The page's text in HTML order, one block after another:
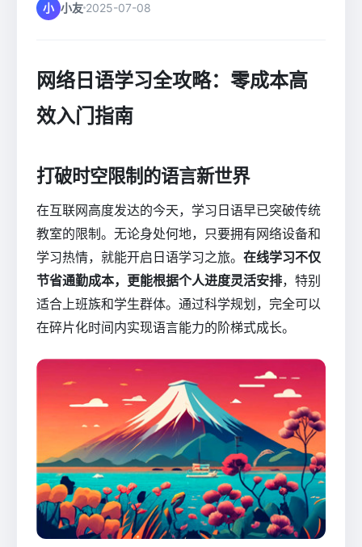
小 小友 2025-07-08
网络日语学习全攻略：零成本高
效入门指南
打破时空限制的语言新世界
在互联网高度发达的今天，学习日语早已突破传统
教室的限制。无论身处何地，只要拥有网络设备和
学习热情，就能开启日语学习之旅。 在线学习不仅
节省通勤成本，更能根据个人进度灵活安排，特别
适合上班族和学生群体。通过科学规划，完全可以
在碎片化时间内实现语言能力的阶梯式成长。